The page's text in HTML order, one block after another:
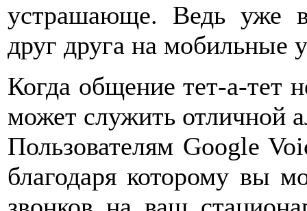
устрашающе. Ведь уже
друг друга на мобильные
Когда общение тет-а-тет
может служить отличной
Пользователям Google
благодаря которому вы